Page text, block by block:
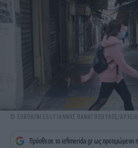
ΠΟΛΗ
ΤΕΧΝΟΛΟΓΙΑ
iOPINIONS
OSCARS
© EUROKINISSI/ΓΙΑΝΝΗΣ ΠΑΝΑΓΟΠΟΥΛΟΣ/
Πρόσθεσε το iefimerida.gr ως προτιμώμενη